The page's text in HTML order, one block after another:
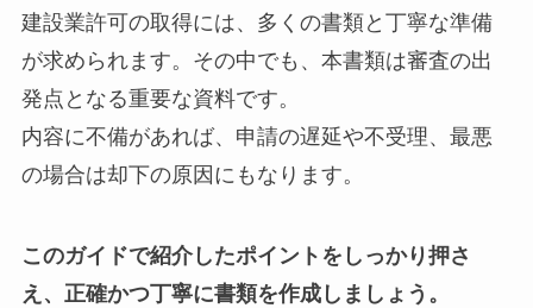
建設業許可の取得には、多くの書類と丁寧な準備
が求められます。その中でも、本書類は審査の出
発点となる重要な資料です。
内容に不備があれば、申請の遅延や不受理、最悪
の場合は却下の原因にもなります。
このガイドで紹介したポイントをしっかり押さ
え、正確かつ丁寧に書類を作成しましょう。